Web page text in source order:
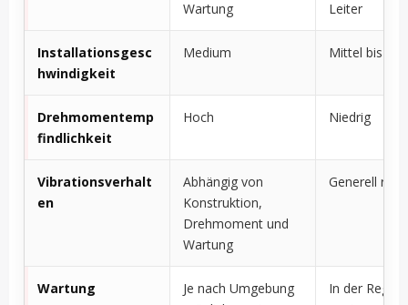
Wartung
Leiter
Installationsgesc
hwindigkeit
Medium Mittel bis
Drehmomentemp
findlichkeit
Hoch Niedrig
Vibrationsverhalt
en
Abhängig von
Konstruktion,
Drehmoment und
Wartung
Generell
Wartung
Je nach Umgebung
In der Regel